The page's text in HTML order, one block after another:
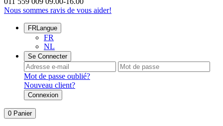
Nous sommes ravis de vous aider!
FRLangue
FR
NL
Se Connecter
Mot de passe oublié?
Nouveau client?
Connexion
0 Panier